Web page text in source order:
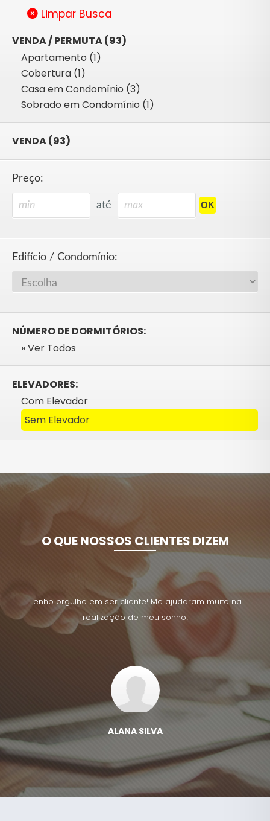
Limpar Busca
VENDA / PERMUTA (93)
Apartamento (1)
Cobertura (1)
Casa em Condomínio (3)
Sobrado em Condomínio (1)
VENDA (93)
Preço:
até
Edifício / Condomínio:
NÚMERO DE DORMITÓRIOS:
» Ver Todos
ELEVADORES:
Com Elevador
Sem Elevador
O QUE NOSSOS CLIENTES DIZEM
Tenho orgulho em ser cliente! Me ajudaram muito na
realização de meu sonho!
ALANA SILVA